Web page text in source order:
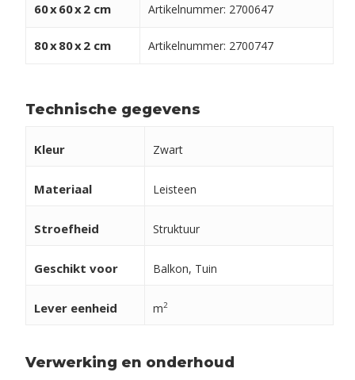
60x60x2 cm Artikelnummer: 2700647
80x80x2 cm Artikelnummer: 2700747
Technische gegevens
Kleur Zwart
Materiaal Leisteen
Stroefheid Struktuur
Geschikt voor Balkon, Tuin
Lever eenheid m2
Verwerking en onderhoud